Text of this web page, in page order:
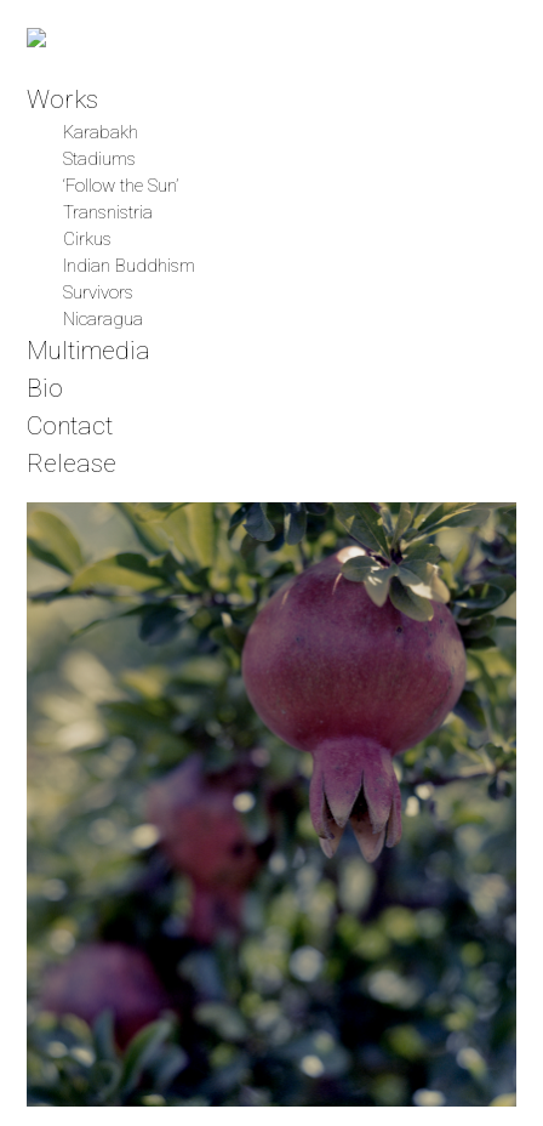
Works
Karabakh
Stadiums
‘Follow the Sun’
Transnistria
Cirkus
Indian Buddhism
Survivors
Nicaragua
Multimedia
Bio
Contact
Release